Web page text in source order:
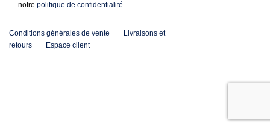
notre politique de confidentialité.
Conditions générales de vente
Livraisons et
retours
Espace client